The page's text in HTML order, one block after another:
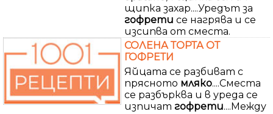
щипка захар....Уредът за
гофрети се нагрява и се
изсипва от сместа.
СОЛЕНА ТОРТА ОТ
ГОФРЕТИ
Яйцата се разбиват с
прясното мляко....Сместа
се разбърква и в уреда се
изпичат гофрети....Между